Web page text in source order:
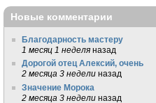
Новые комментарии
Благодарность мастеру
1 месяц 1 неделя назад
Дорогой отец Алексий, очень
2 месяца 3 недели назад
Значение Морока
2 месяца 3 недели назад